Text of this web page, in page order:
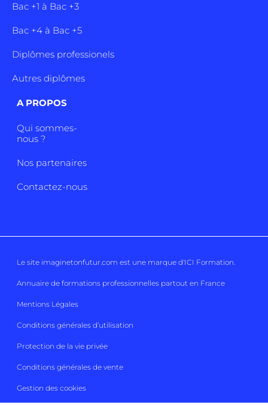
Bac +1 à Bac +3
Bac +4 à Bac +5
Diplômes professionels
Autres diplômes
A PROPOS
Qui sommes-
nous ?
Nos partenaires
Contactez-nous
Le site imaginetonfutur.com est une marque d'ICI Formation.
Annuaire de formations professionnelles partout en France
Mentions Légales
Conditions générales d’utilisation
Protection de la vie privée
Conditions générales de vente
Gestion des cookies